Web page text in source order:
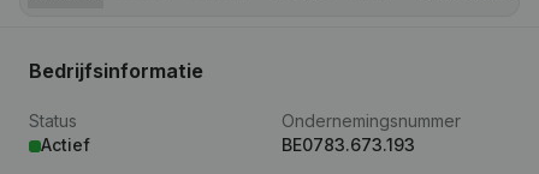
Bedrijfsinformatie
Status
Actief
Ondernemingsnummer
BE0783.673.193